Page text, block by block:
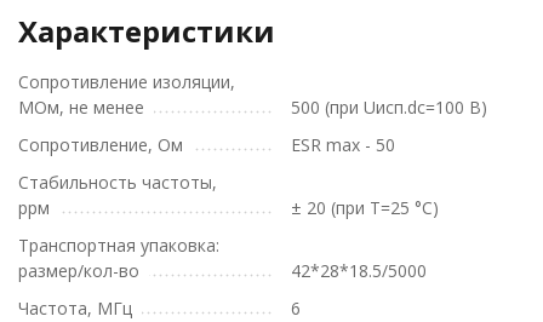
Характеристики
Сопротивление изоляции,
МОм, не менее
500 (при Uисп.dc=100 В)
Сопротивление, Ом
ESR max - 50
Стабильность частоты,
ррм
± 20 (при T=25 °С)
Транспортная упаковка:
размер/кол-во
42*28*18.5/5000
Частота, МГц
6